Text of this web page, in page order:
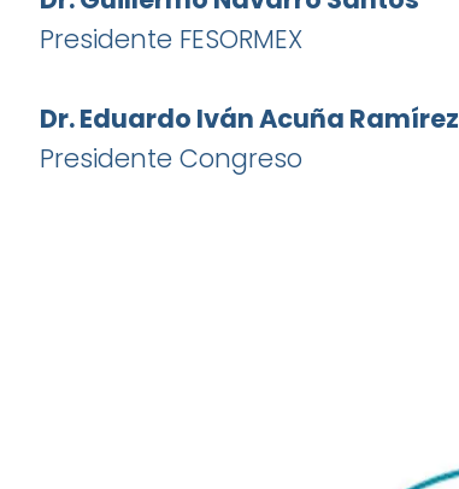
Presidente FESORMEX
Dr. Eduardo Iván Acuña Ramírez
Presidente Congreso